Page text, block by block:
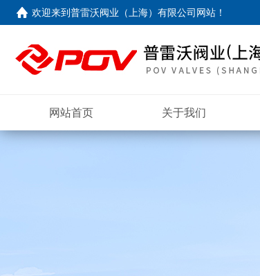
欢迎来到普雷沃阀业（上海）有限公司网站 ！
网站首页 关于我们